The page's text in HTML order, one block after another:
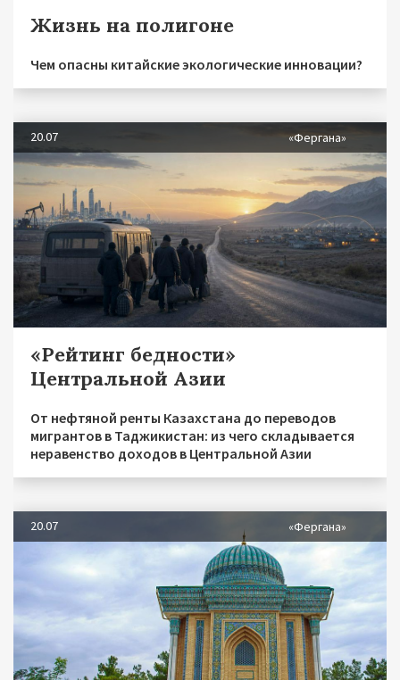
Жизнь на полигоне
Чем опасны китайские экологические инновации?
20.07 «Фергана»
«Рейтинг бедности»
Центральной Азии
От нефтяной ренты Казахстана до переводов
мигрантов в Таджикистан: из чего складывается
неравенство доходов в Центральной Азии
20.07 «Фергана»